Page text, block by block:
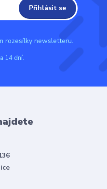
Přihlásit se
rozesílky newsletteru.
14 dní.